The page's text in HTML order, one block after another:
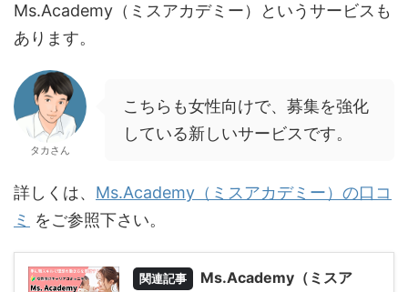
Ms.Academy（ミスアカデミー）というサービスも
あります。
タカさん
こちらも女性向けで、募集を強化
している新しいサービスです。
詳しくは、 Ms.Academy（ミスアカデミー）の口コ
ミ
をご参照下さい。
関連記事
Ms.Academy（ミスア